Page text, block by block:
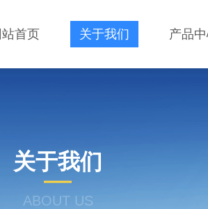
站首页 关于我们 产品
关于我们
ABOUT US